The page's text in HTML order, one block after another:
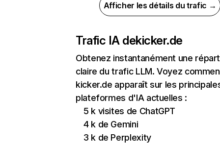
Afficher les détails du trafic →
Trafic IA dekicker.de
Obtenez instantanément une
claire du trafic LLM. Voyez
kicker.de apparaît sur les
plateformes d'IA actuelles :
5 k visites de ChatGPT
4 k de Gemini
3 k de Perplexity